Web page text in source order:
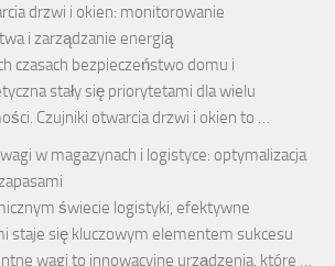
drzwi i okien: monitorowanie
i zarządzanie energią
czasach bezpieczeństwo domu i
stały się priorytetami dla wielu
Czujniki otwarcia drzwi i okien to …
w magazynach i logistyce: optymalizacja
świecie logistyki, efektywne
staje się kluczowym elementem sukcesu
wagi to innowacyjne urządzenia, które …